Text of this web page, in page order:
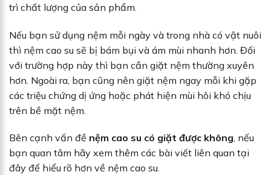
trì chất lượng của sản phẩm.
Nếu bạn sử dụng nệm mỗi ngày và trong nhà có vật nuôi
thì nệm cao su sẽ bị bám bụi và ám mùi nhanh hơn. Đối
với trường hợp này thì bạn cần giặt nệm thường xuyên
hơn. Ngoài ra, bạn cũng nên giặt nệm ngay mỗi khi gặp
các triệu chứng dị ứng hoặc phát hiện mùi hôi khó chịu
trên bề mặt nệm.
Bên cạnh vấn đề nệm cao su có giặt được không, nếu
bạn quan tâm hãy xem thêm các bài viết liên quan tại
đây để hiểu rõ hơn về nệm cao su.